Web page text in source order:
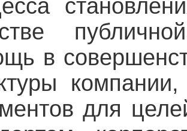
в
для